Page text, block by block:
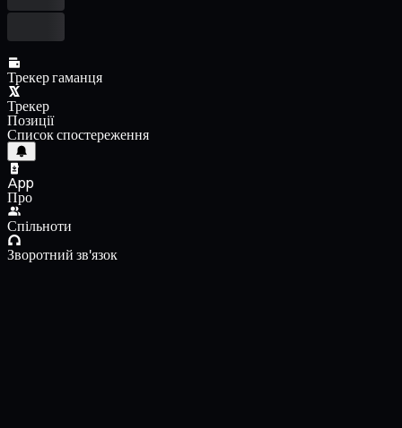
Трекер гаманця
Трекер
Позиції
Список спостереження
App
Про
Спільноти
Зворотний зв'язок